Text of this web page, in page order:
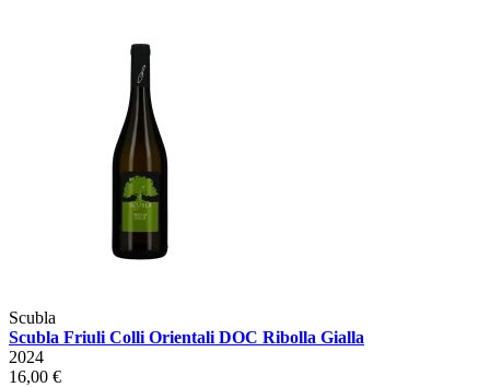
Scubla
Scubla Friuli Colli Orientali DOC Ribolla Gialla
2024
16,00 €